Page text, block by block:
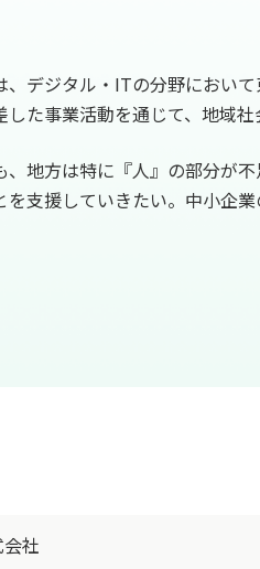
デジタル・ITの分野におい
た事業活動を通じて、地域
地方は特に『人』の部分が
支援していきたい。中小企
社